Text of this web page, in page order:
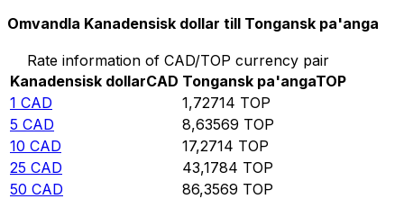
Omvandla Kanadensisk dollar till Tongansk pa'anga
Rate information of CAD/TOP currency pair
Kanadensisk dollarCAD Tongansk pa'angaTOP
1 CAD 1,72714 TOP
5 CAD 8,63569 TOP
10 CAD 17,2714 TOP
25 CAD 43,1784 TOP
50 CAD 86,3569 TOP